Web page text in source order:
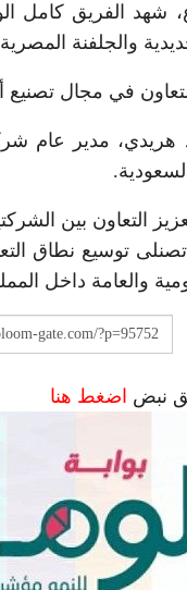
شهد الفريق كامل
والجلفنة
في مجال تصنيع
هريدي، مدير عام
التعاون بين
توسيع نطاق
والعامة داخل
نبض اضغط هنا